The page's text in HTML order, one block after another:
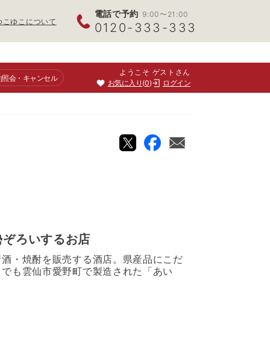
こゆこについて
電話で予約 9:00〜21:00
0120-333-333
照会・キャンセル
ようこそ ゲストさん
お気に入り 0 ログイン
ろいするお店
・焼酎を販売する酒店。県産品にこだ
も雲仙市愛野町で製造された「あい